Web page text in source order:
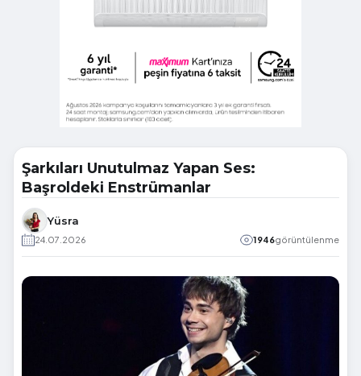
Şarkıları Unutulmaz Yapan Ses:
Başroldeki Enstrümanlar
Yüsra
24.07.2026 1946görüntülenme